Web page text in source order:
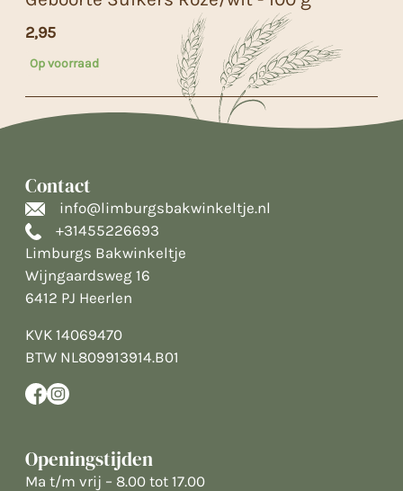
2,95
Op voorraad
Contact
info@limburgsbakwinkeltje.nl
+31455226693
Limburgs Bakwinkeltje
Wijngaardsweg 16
6412 PJ Heerlen
KVK 14069470
BTW NL809913914.B01
Openingstijden
Ma t/m vrij – 8.00 tot 17.00